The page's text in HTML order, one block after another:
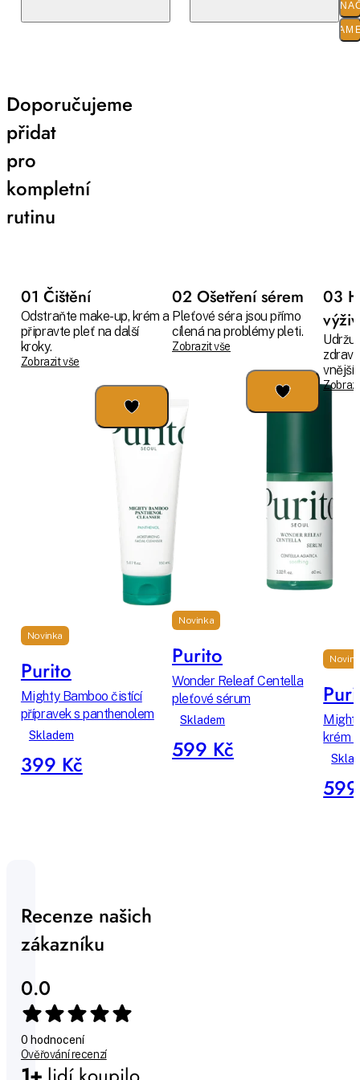
O
Doporučujeme
přidat
pro
kompletní
rutinu
01 Čištění
Odstraňte make-up, krém a
připravte pleť na další
kroky.
Zobrazit vše
Novinka
Purito
Mighty Bamboo čistící
přípravek s panthenolem
Skladem
399 Kč
02 Ošetření sérem
Pleťové séra jsou přímo
cílená na problémy pleti.
Zobrazit vše
Novinka
Purito
Wonder Releaf Centella
pleťové sérum
Skladem
599 Kč
03
krém
Recenze našich
zákazníku
0.0
0 hodnocení
Ověřování recenzí